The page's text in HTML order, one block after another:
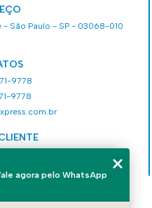
- São Paulo - SP - 03068-010
9778
9778
agora pelo WhatsApp